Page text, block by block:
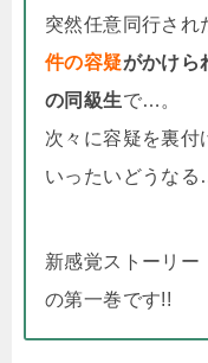
突然任意同行され
件の容疑がかけら
の同級生で…。
次々に容疑を裏付
いったいどうな
新感覚ストーリー
の第一巻です!!